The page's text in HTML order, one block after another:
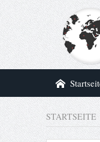
STARTSEITE